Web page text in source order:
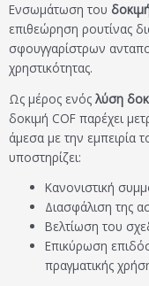
Ενσωμάτωση του
επιθεώρηση ρουτίνας
σφουγγαρίστρων
χρηστικότητας.
Ως μέρος ενός λύση
δοκιμή COF παρέχει
άμεσα με την εμπειρία
υποστηρίζει:
Κανονιστική
Διασφάλιση της
Βελτίωση του
Επικύρωση
πραγματικής